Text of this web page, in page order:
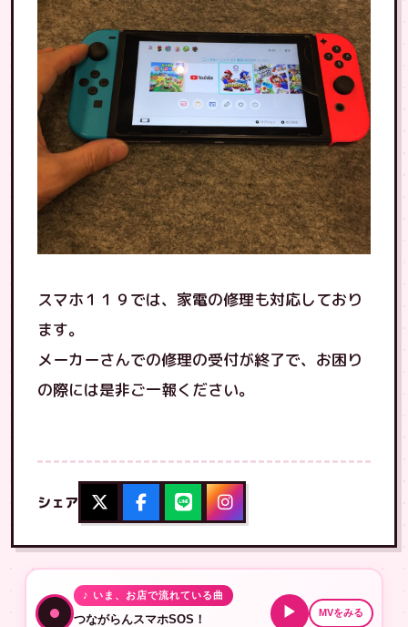
スマホ１１９では、家電の修理も対応しており
ます。
メーカーさんでの修理の受付が終了で、お困り
の際には是非ご一報ください。
シェア
♪ いま、お店で流れている曲
つながらんスマホSOS！ ▶ MVをみる